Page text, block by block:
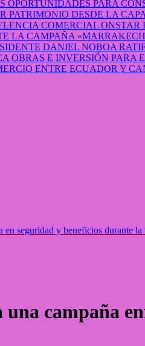
PATRIMONIO DESDE LA
LA CAMPAÑA
OBRAS E INVERSIÓN PARA
seguridad y beneficios durante la
campaña